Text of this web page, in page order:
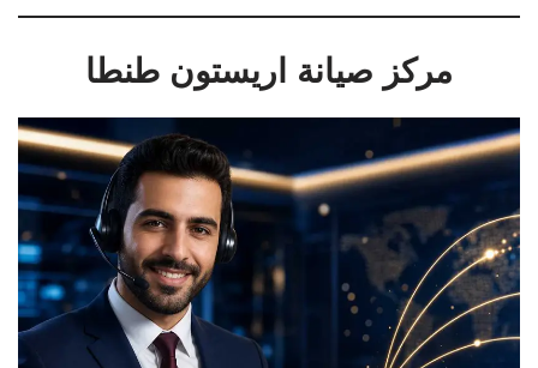
مركز صيانة اريستون طنطا